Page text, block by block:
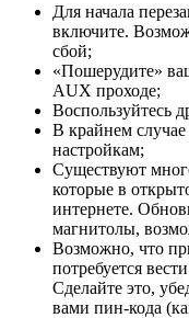
Для начала
включите.
сбой;
«Пошерудите»
AUX проходе;
Воспользуйтесь
В крайнем
настройкам;
Существуют
которые в
интернете.
магнитолы,
Возможно, что
потребуется
Сделайте это,
вами пин-кода